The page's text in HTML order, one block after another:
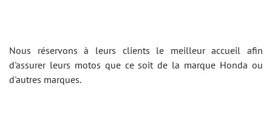
Nous réservons à leurs clients le meilleur accueil afin
d'assurer leurs motos que ce soit de la marque Honda ou
d'autres marques.